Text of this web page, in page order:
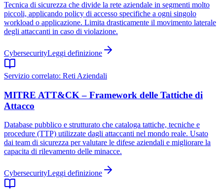
Tecnica di sicurezza che divide la rete aziendale in segmenti molto
piccoli, applicando policy di accesso specifiche a ogni singolo
workload o applicazione. Limita drasticamente il movimento laterale
degli attaccanti in caso di violazione.
CybersecurityLeggi definizione
Servizio correlato: Reti Aziendali
MITRE ATT&CK – Framework delle Tattiche di
Attacco
Database pubblico e strutturato che cataloga tattiche, tecniche e
procedure (TTP) utilizzate dagli attaccanti nel mondo reale. Usato
dai team di sicurezza per valutare le difese aziendali e migliorare la
capacita di rilevamento delle minacce.
CybersecurityLeggi definizione